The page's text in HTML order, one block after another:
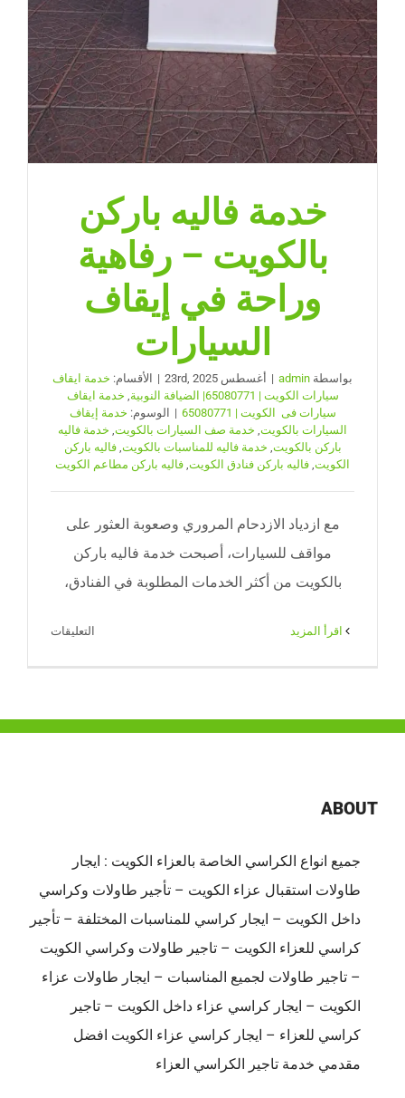
خدمة فاليه باركن
بالكويت – رفاهية
وراحة في إيقاف
السيارات
بواسطة admin
| أغسطس 23rd, 2025 | الأقسام: خدمة ايقاف
سيارات الكويت | 65080771| الضيافة النوبية
, خدمة ايقاف
سيارات فى الكويت | 65080771
| الوسوم: خدمة إيقاف
السيارات بالكويت, خدمة صف السيارات بالكويت, خدمة فاليه
باركن بالكويت, خدمة فاليه للمناسبات بالكويت,فاليه باركن
الكويت, فاليه باركن فنادق الكويت, فاليه باركن مطاعم الكويت
مع ازدياد الازدحام المروري وصعوبة العثور على
مواقف للسيارات، أصبحت خدمة فاليه باركن
بالكويت من أكثر الخدمات المطلوبة في الفنادق،
التعليقات
مغلقة
ABOUT
جميع انواع الكراسي الخاصة بالعزاء الكويت : ايجار
طاولات استقبال عزاء الكويت – تأجير طاولات وكراسي
داخل الكويت – ايجار كراسي للمناسبات المختلفة – تأجير
كراسي للعزاء الكويت – تاجير طاولات وكراسي الكويت
– تاجير طاولات لجميع المناسبات – ايجار طاولات عزاء
الكويت – ايجار كراسي عزاء داخل الكويت – تاجير
كراسي للعزاء – ايجار كراسي عزاء الكويت افضل
مقدمي خدمة تاجير الكراسي العزاء